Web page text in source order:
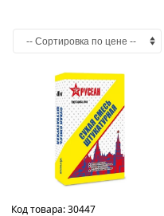
Код товара:30447